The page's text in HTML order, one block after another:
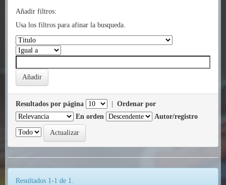
Añadir filtros:
Usa los filtros para afinar la busqueda.
Resultados por página
Ordenar por
En orden
Autor/registro
Resultados 1-1 de 1.